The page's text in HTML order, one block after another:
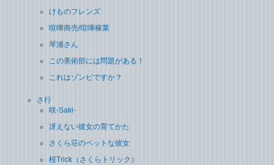
けものフレンズ
喧嘩商売/喧嘩稼業
琴浦さん
この美術部には問題がある！
これはゾンビですか？
さ行
咲-Saki-
冴えない彼女の育てかた
さくら荘のペットな彼女
桜Trick（さくらトリック）